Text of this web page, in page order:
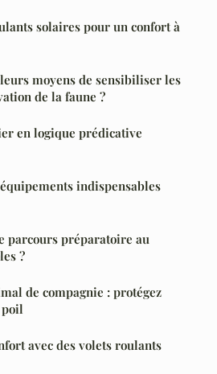
solaires pour un confort à
moyens de sensibiliser les
de la faune ?
en logique prédicative
indispensables
parcours préparatoire au
?
de compagnie : protégez
poil
avec des volets roulants